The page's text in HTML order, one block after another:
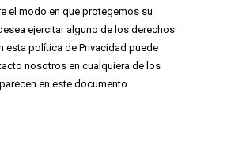
el modo en que protegemos su
ejercitar alguno de los derechos
esta política de Privacidad puede
nosotros en cualquiera de los
en este documento.